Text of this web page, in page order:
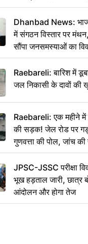
Dhanbad News:
में संगठन विस्तार पर
सौंपा जनसमस्याओं का
Raebareli: बारिश में
जल निकासी के दावों की
Raebareli: एक महीने
की सड़क! जेल रोड पर
गुणवत्ता की पोल, जांच की
JPSC-JSSC परीक्षा
भूख हड़ताल जारी, छात्र
आंदोलन और होगा तेज